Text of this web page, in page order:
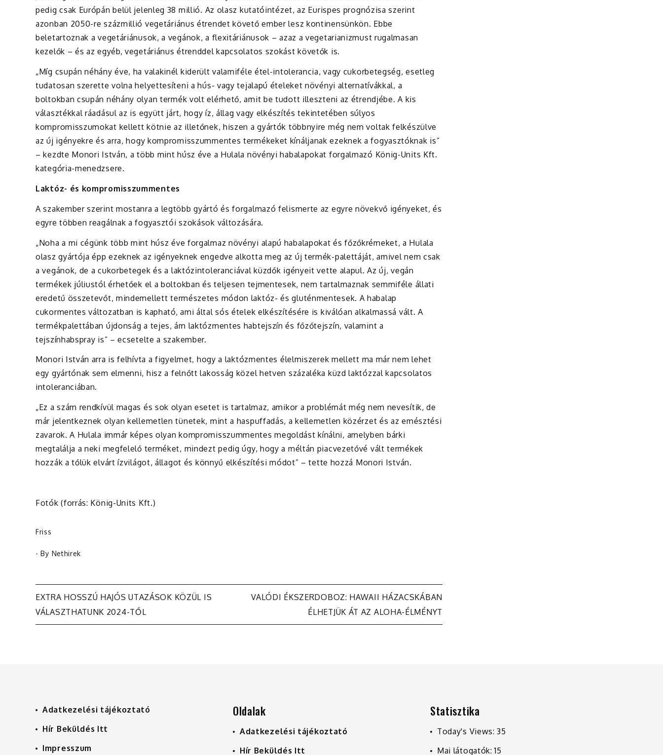
pedig csak Európán belül jelenleg 38 millió. Az olasz kutatóintézet, az Eurispes prognózisa szerint
azonban 2050-re százmillió vegetáriánus étrendet követő ember lesz kontinensünkön. Ebbe
beletartoznak a vegetáriánusok, a vegánok, a flexitáriánusok – azaz a vegetarianizmust rugalmasan
kezelők – és az egyéb, vegetáriánus étrenddel kapcsolatos szokást követők is.
„Míg csupán néhány éve, ha valakinél kiderült valamiféle étel-intolerancia, vagy cukorbetegség, esetleg
tudatosan szerette volna helyettesíteni a hús- vagy tejalapú ételeket növényi alternatívákkal, a
boltokban csupán néhány olyan termék volt elérhető, amit be tudott illeszteni az étrendjébe. A kis
választékkal ráadásul az is együtt járt, hogy íz, állag vagy elkészítés tekintetében súlyos
kompromisszumokat kellett kötnie az illetőnek, hiszen a gyártók többnyire még nem voltak felkészülve
az új igényekre és arra, hogy kompromisszummentes termékeket kínáljanak ezeknek a fogyasztóknak is”
– kezdte Monori István, a több mint húsz éve a Hulala növényi habalapokat forgalmazó König-Units Kft.
kategória-menedzsere.
Laktóz- és kompromisszummentes
A szakember szerint mostanra a legtöbb gyártó és forgalmazó felismerte az egyre növekvő igényeket, és
egyre többen reagálnak a fogyasztói szokások változására.
„Noha a mi cégünk több mint húsz éve forgalmaz növényi alapú habalapokat és főzőkrémeket, a Hulala
olasz gyártója épp ezeknek az igényeknek engedve alkotta meg az új termék-palettáját, amivel nem csak
a vegánok, de a cukorbetegek és a laktózintoleranciával küzdők igényeit vette alapul. Az új, vegán
termékek júliustól érhetőek el a boltokban és teljesen tejmentesek, nem tartalmaznak semmiféle állati
eredetű összetevőt, mindemellett természetes módon laktóz- és gluténmentesek. A habalap
cukormentes változatban is kapható, ami által sós ételek elkészítésére is kiválóan alkalmassá vált. A
termékpalettában újdonság a tejes, ám laktózmentes habtejszín és főzőtejszín, valamint a
tejszínhabspray is” – ecsetelte a szakember.
Monori István arra is felhívta a figyelmet, hogy a laktózmentes élelmiszerek mellett ma már nem lehet
egy gyártónak sem elmenni, hisz a felnőtt lakosság közel hetven százaléka küzd laktózzal kapcsolatos
intoleranciában.
„Ez a szám rendkívül magas és sok olyan esetet is tartalmaz, amikor a problémát még nem nevesítik, de
már jelentkeznek olyan kellemetlen tünetek, mint a haspuffadás, a kellemetlen közérzet és az emésztési
zavarok. A Hulala immár képes olyan kompromisszummentes megoldást kínálni, amelyben bárki
megtalálja a neki megfelelő terméket, mindezt pedig úgy, hogy a méltán piacvezetővé vált termékek
hozzák a tőlük elvárt ízvilágot, állagot és könnyű elkészítési módot” – tette hozzá Monori István.
Fotók (forrás: König-Units Kft.)
Friss
- By Nethirek
Bejegyzés
navigáció
EXTRA HOSSZÚ HAJÓS UTAZÁSOK KÖZÜL IS
VÁLASZTHATUNK 2024-TŐL
VALÓDI ÉKSZERDOBOZ: HAWAII HÁZACSKÁBAN
ÉLHETJÜK ÁT AZ ALOHA-ÉLMÉNYT
Adatkezelési tájékoztató
Hír Beküldés Itt
Impresszum
Oldalak
Adatkezelési tájékoztató
Hír Beküldés Itt
Statisztika
Today's Views:35
Mai látogatók:15